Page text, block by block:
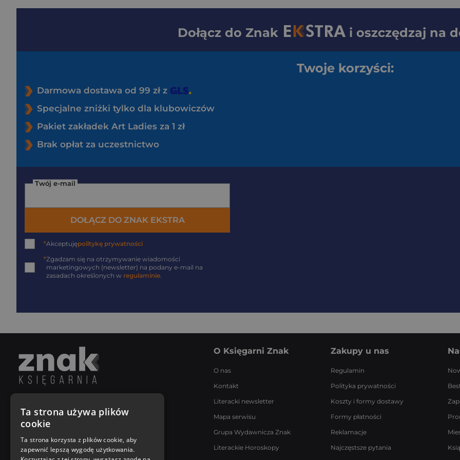
Dołącz do Znak i oszczędzaj na
Twoje korzyści:
Darmowa dostawa od 99 zł z
Specjalne zniżki tylko dla klubowiczów
Pakiet zakładek Art Ladies za 1 zł
Brak opłat za uczestnictwo
Twój e-mail
DOŁĄCZ DO ZNAK EKSTRA
*Akceptujępolitykę prywatności
*Zgadzam się na otrzymywanie wiadomości
marketingowych (newsletter) na podany e-mail na
zasadach określonych w regulaminie.
Poniedziałek - Piątek
8:00 - 18:00
[email protected]
Bądź z nami na bieżąco
O Księgarni Znak
O nas
Kontakt
Literacki newsletter
Mapa serwisu
Grupa Wydawnicza Znak
Literackie Horoskopy
Zakupy u nas
Regulamin
Polityka prywatności
Koszty i formy dostawy
Formy płatności
Reklamacje
Najczęstsze pytania
Ta strona używa plików
cookie
Ta strona korzysta z plików cookie, aby
zapewnić lepszą wygodę użytkowania.